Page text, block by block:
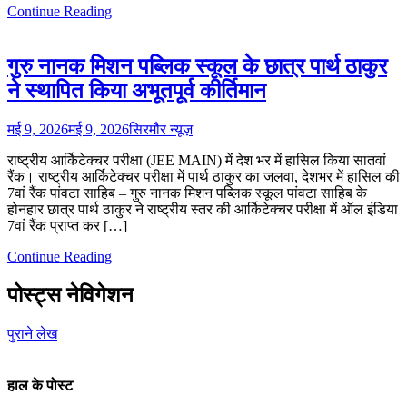
Continue Reading
गुरु नानक मिशन पब्लिक स्कूल के छात्र पार्थ ठाकुर
ने स्थापित किया अभूतपूर्व कीर्तिमान
मई 9, 2026मई 9, 2026सिरमौर न्यूज़
राष्ट्रीय आर्किटेक्चर परीक्षा (JEE MAIN) में देश भर में हासिल किया सातवां
रैंक। राष्ट्रीय आर्किटेक्चर परीक्षा में पार्थ ठाकुर का जलवा, देशभर में हासिल की
7वां रैंक पांवटा साहिब – गुरु नानक मिशन पब्लिक स्कूल पांवटा साहिब के
होनहार छात्र पार्थ ठाकुर ने राष्ट्रीय स्तर की आर्किटेक्चर परीक्षा में ऑल इंडिया
7वां रैंक प्राप्त कर […]
Continue Reading
पोस्ट्स नेविगेशन
पुराने लेख
हाल के पोस्ट